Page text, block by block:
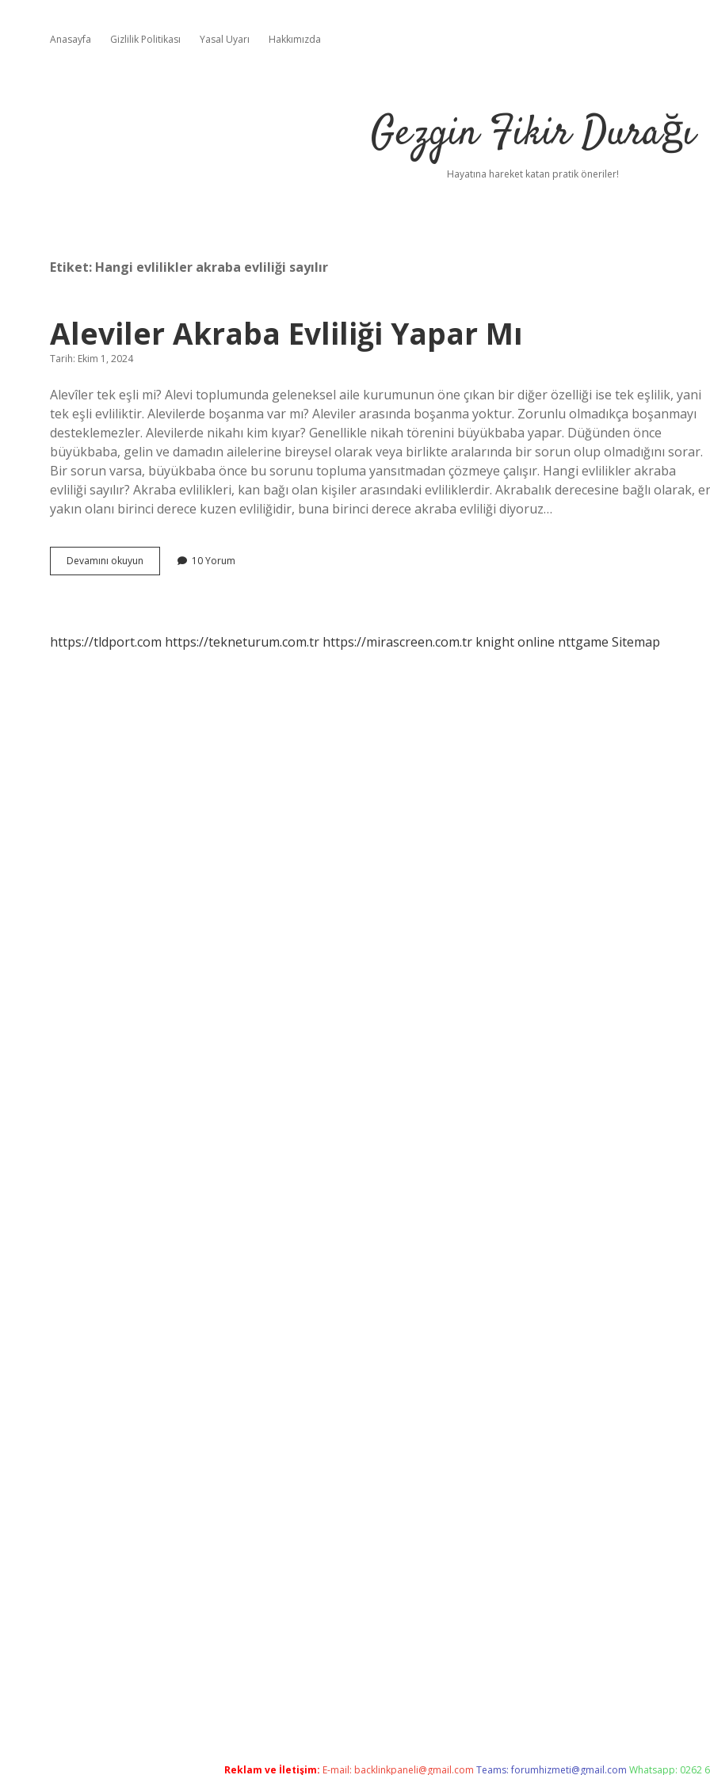
Anasayfa Gizlilik Politikası Yasal Uyarı Hakkımızda
Gezgin Fikir Durağı
Hayatına hareket katan pratik öneriler!
Etiket: Hangi evlilikler akraba evliliği sayılır
Aleviler Akraba Evliliği Yapar Mı
Tarih: Ekim 1, 2024
Alevîler tek eşli mi? Alevi toplumunda geleneksel aile kurumunun öne çıkan bir diğer özelliği ise tek eşlilik, yani
tek eşli evliliktir. Alevilerde boşanma var mı? Aleviler arasında boşanma yoktur. Zorunlu olmadıkça boşanmayı
desteklemezler. Alevilerde nikahı kim kıyar? Genellikle nikah törenini büyükbaba yapar. Düğünden önce
büyükbaba, gelin ve damadın ailelerine bireysel olarak veya birlikte aralarında bir sorun olup olmadığını sorar.
Bir sorun varsa, büyükbaba önce bu sorunu topluma yansıtmadan çözmeye çalışır. Hangi evlilikler akraba
evliliği sayılır? Akraba evlilikleri, kan bağı olan kişiler arasındaki evliliklerdir. Akrabalık derecesine bağlı olarak,
yakın olanı birinci derece kuzen evliliğidir, buna birinci derece akraba evliliği diyoruz…
Devamını okuyun
Akraba
10 Yorum
https://tldport.com https://tekneturum.com.tr https://mirascreen.com.tr knight online nttgame Sitemap
Reklam ve İletişim: E-mail: backlinkpaneli@gmail.com Teams:forumhizmeti@gmail.com Whatsapp: 0262